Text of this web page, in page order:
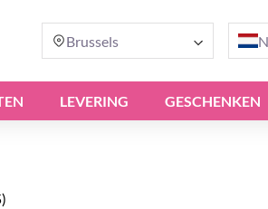
Brussels
LEVERING GESCHENKEN